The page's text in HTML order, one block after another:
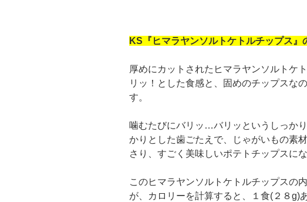
KS『ヒマラヤンソルトケトルチップス
厚めにカットされたヒマラヤンソルトケ
リッ！とした食感と、固めのチップスな
す。
噛むたびにバリッ…バリッというしっか
かりとした歯ごたえで、じゃがいもの素
さり、すごく美味しいポテトチップスにな
このヒマラヤンソルトケトルチップスの
が、カロリーを計算すると、１食(２８g)